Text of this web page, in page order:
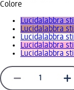
Colore
Lucidalabbra
Lucidalabbra
Lucidalabbra
Lucidalabbra
Lucidalabbra